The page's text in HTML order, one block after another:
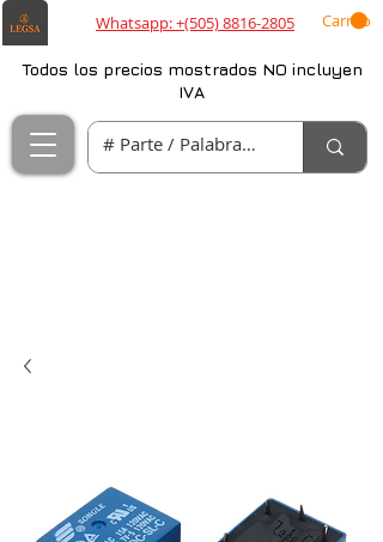
Whatsapp: +(505) 8816-2805 Carrito
Todos los precios mostrados NO incluyen
IVA